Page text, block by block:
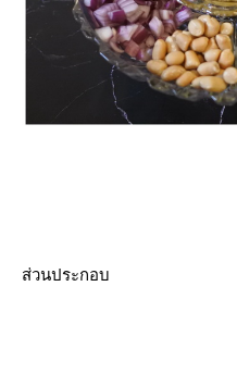
ส่วนประกอบ